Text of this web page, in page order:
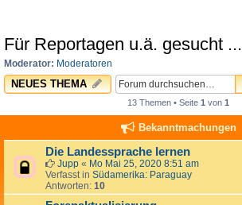
Für Reportagen u.ä. gesucht ...
Moderator: Moderatoren
NEUES THEMA
13 Themen • Seite 1 von 1
Bekanntmachungen
Die Landessprache lernen
Jupp « Mo Mai 25, 2020 8:51 am
Verfasst in Südamerika: Paraguay
Antworten: 10